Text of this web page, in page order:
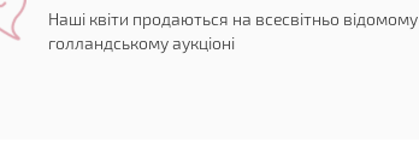
Наші квіти продаються на всесвітньо відомому
голландському аукціоні